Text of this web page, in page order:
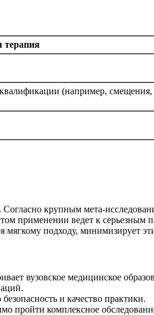
терапия
(например,
крупным мета-
применении ведет к серьезным
подходу, минимизирует
вузовское медицинское
и качество практики.
пройти комплексное